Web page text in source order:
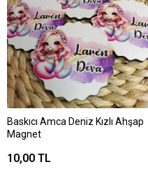
Baskıcı Amca Deniz Kızlı Ahşap
Magnet
10,00 TL